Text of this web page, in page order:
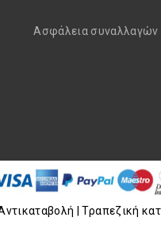
Aσφάλεια συναλλαγών
| Τραπεζική